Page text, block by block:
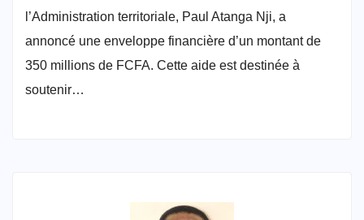
l’Administration territoriale, Paul Atanga Nji, a
annoncé une enveloppe financière d’un montant de
350 millions de FCFA. Cette aide est destinée à
soutenir…